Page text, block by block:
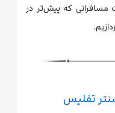
که پیش‌تر در
تفلیس